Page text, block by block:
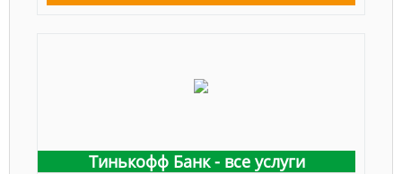
Тинькофф Банк - все услуги